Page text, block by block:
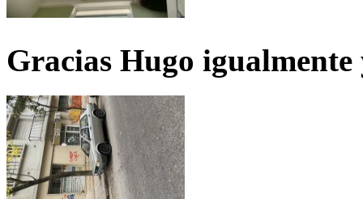
Gracias Hugo igualmente